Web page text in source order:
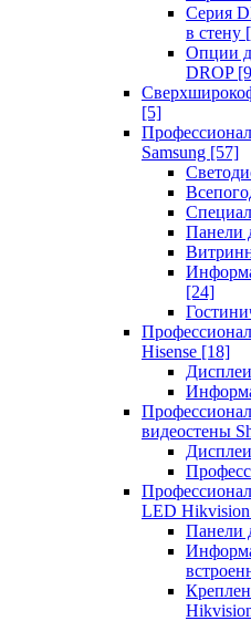
Серия
в стену
Опции
DROP
[5]
Samsung [57]
Панели
[24]
Hisense [18]
видеостены
LED Hikvision
Панели